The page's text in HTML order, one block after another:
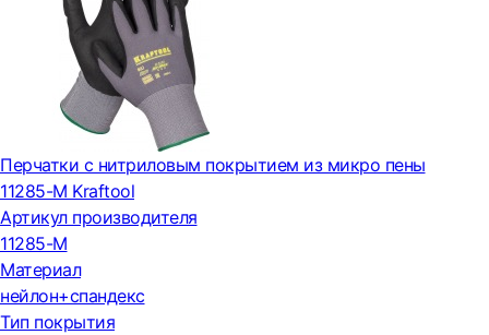
Перчатки с нитриловым покрытием из микро пены
11285-M Kraftool
Артикул производителя
11285-M
Материал
нейлон+спандекс
Тип покрытия